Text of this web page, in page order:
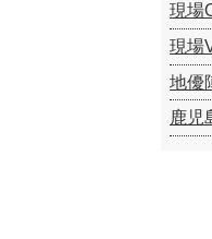
現場
現場
地優
鹿児